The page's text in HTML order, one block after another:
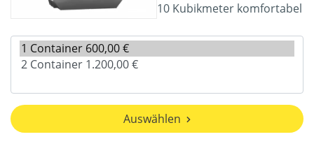
10 Kubikmeter komfortabel
Auswählen